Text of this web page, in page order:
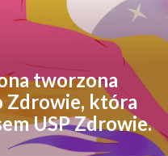
tworzona
Zdrowie, która
USP Zdrowie.